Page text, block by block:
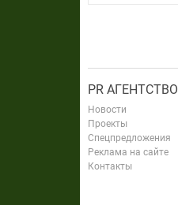
PR АГЕНТСТВО
Новости
Проекты
Спецпредложения
Реклама на сайте
Контакты